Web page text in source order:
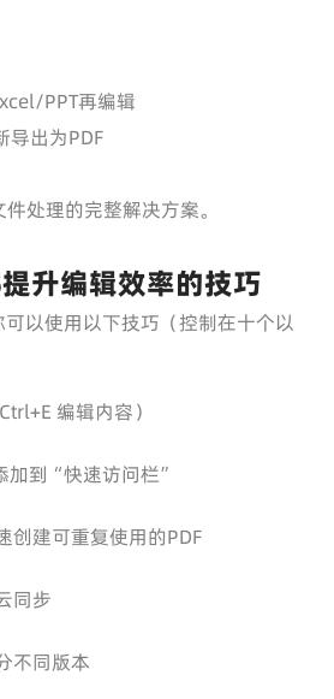
PPT再编辑
导出为PDF
处理的完整解决方案。
升编辑效率的技巧
以使用以下技巧（控制在十个以
编辑内容）
加到“快速访问栏”
创建可重复使用的PDF
同步
不同版本